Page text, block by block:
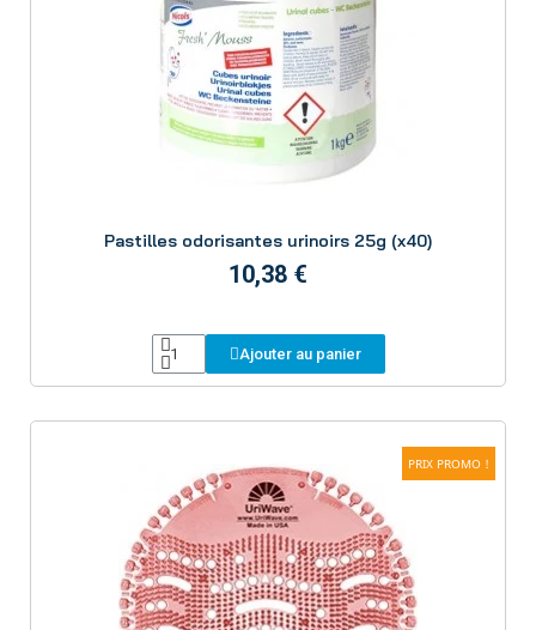
Pastilles odorisantes urinoirs 25g (x40)
10,38 €
Ajouter au panier
PRIX PROMO !